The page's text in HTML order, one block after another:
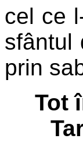
cel ce
sfântul
prin
Tot